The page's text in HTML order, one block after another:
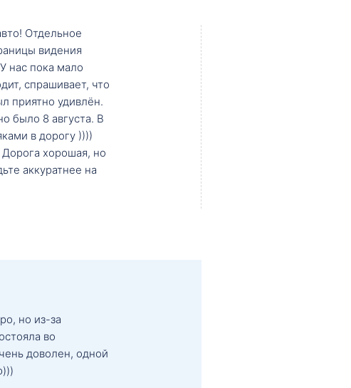
Отдельное
видения
нас пока мало
спрашивает, что
приятно удивлён.
было 8 августа. В
в дорогу ))))
хорошая, но
аккуратнее на
но из-за
во
доволен, одной